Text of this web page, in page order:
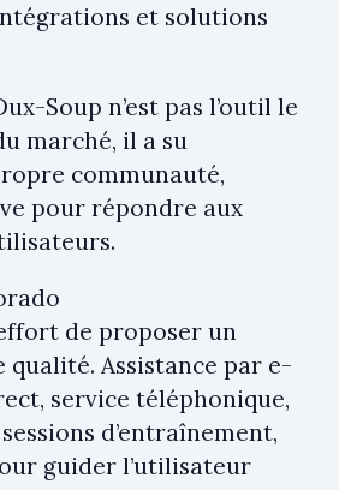
et solutions
Soup n’est pas l’outil le
marché, il a su
communauté,
pour répondre aux
de proposer un
qualité. Assistance par e-
service téléphonique,
d’entraînement,
guider l’utilisateur